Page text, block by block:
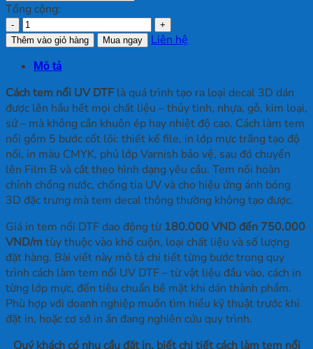
Tổng cộng:
Cách
Làm
Nổi
số
lượng
Thêm vào giỏ hàng Mua ngay Liên hệ
Mô tả
Cách tem nổi UV DTF là quá trình tạo ra loại decal 3D dán
được lên hầu hết mọi chất liệu – thủy tinh, nhựa, gỗ, kim loại,
sứ – mà không cần khuôn ép hay nhiệt độ cao. Cách làm tem
nổi gồm 5 bước cốt lõi: thiết kế file, in lớp mực trắng tạo độ
nổi, in màu CMYK, phủ lớp Varnish bảo vệ, sau đó chuyển
lên Film B và cắt theo hình dạng yêu cầu. Tem nổi hoàn
chỉnh chống nước, chống tia UV và cho hiệu ứng ánh bóng
3D đặc trưng mà tem decal thông thường không tạo được.
Giá in tem nổi DTF dao động từ 180.000 VND đến 750.000
VND/m tùy thuộc vào khổ cuộn, loại chất liệu và số lượng
đặt hàng. Bài viết này mô tả chi tiết từng bước trong quy
trình cách làm tem nổi UV DTF – từ vật liệu đầu vào, cách in
từng lớp mực, đến tiêu chuẩn bề mặt khi dán thành phẩm.
Phù hợp với doanh nghiệp muốn tìm hiểu kỹ thuật trước khi
đặt in, hoặc cơ sở in ấn đang nghiên cứu quy trình.
Quý khách có nhu cầu đặt in, biết chi tiết cách làm tem nổi